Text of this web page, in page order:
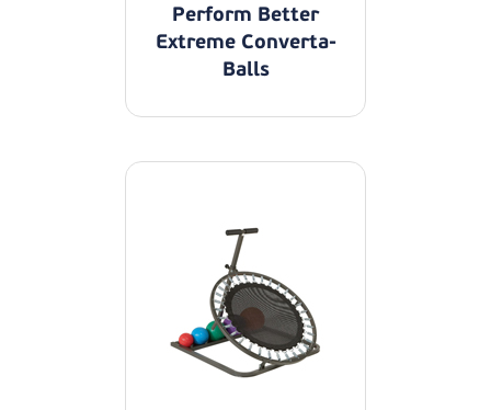
Perform Better
Extreme Converta-
Balls